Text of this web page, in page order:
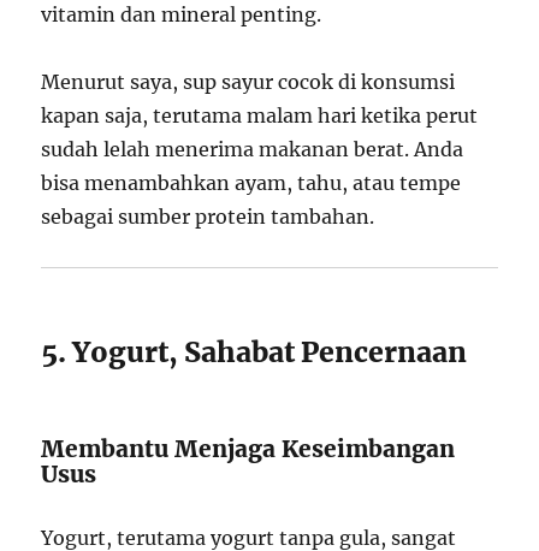
vitamin dan mineral penting.
Menurut saya, sup sayur cocok di konsumsi
kapan saja, terutama malam hari ketika perut
sudah lelah menerima makanan berat. Anda
bisa menambahkan ayam, tahu, atau tempe
sebagai sumber protein tambahan.
5. Yogurt, Sahabat Pencernaan
Membantu Menjaga Keseimbangan
Usus
Yogurt, terutama yogurt tanpa gula, sangat